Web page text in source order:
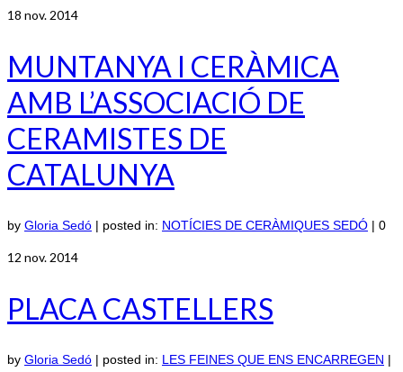
18 nov. 2014
MUNTANYA I CERÀMICA
AMB L’ASSOCIACIÓ DE
CERAMISTES DE
CATALUNYA
by Gloria Sedó | posted in: NOTÍCIES DE CERÀMIQUES SEDÓ | 0
12 nov. 2014
PLACA CASTELLERS
by Gloria Sedó | posted in: LES FEINES QUE ENS ENCARREGEN |